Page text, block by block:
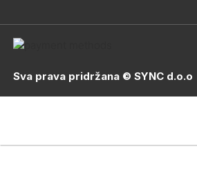
Sva prava pridržana © SYNC d.o.o